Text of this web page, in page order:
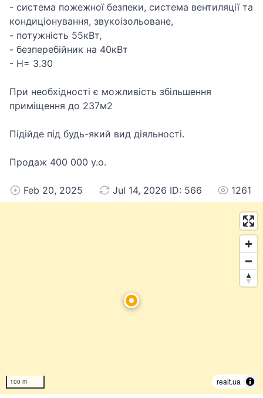
- система пожежної безпеки, система вентиляції та
кондиціонування, звукоізольоване,
- потужність 55кВт,
- безперебійник на 40кВт
- Н= 3.30
При необхідності є можливість збільшення
приміщення до 237м2
Підійде під будь-який вид діяльності.
Продаж 400 000 у.о.
Feb 20, 2025 Jul 14, 2026 ID: 566 1261
100 m realt.ua